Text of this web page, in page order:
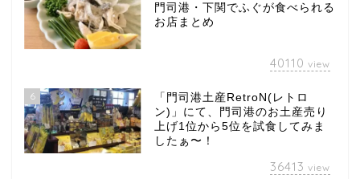
門司港・下関でふぐが食べられる
お店まとめ
40110 view
6
「門司港土産RetroN(レトロ
ン)」にて、門司港のお土産売り
上げ1位から5位を試食してみま
したぁ〜！
36413 view